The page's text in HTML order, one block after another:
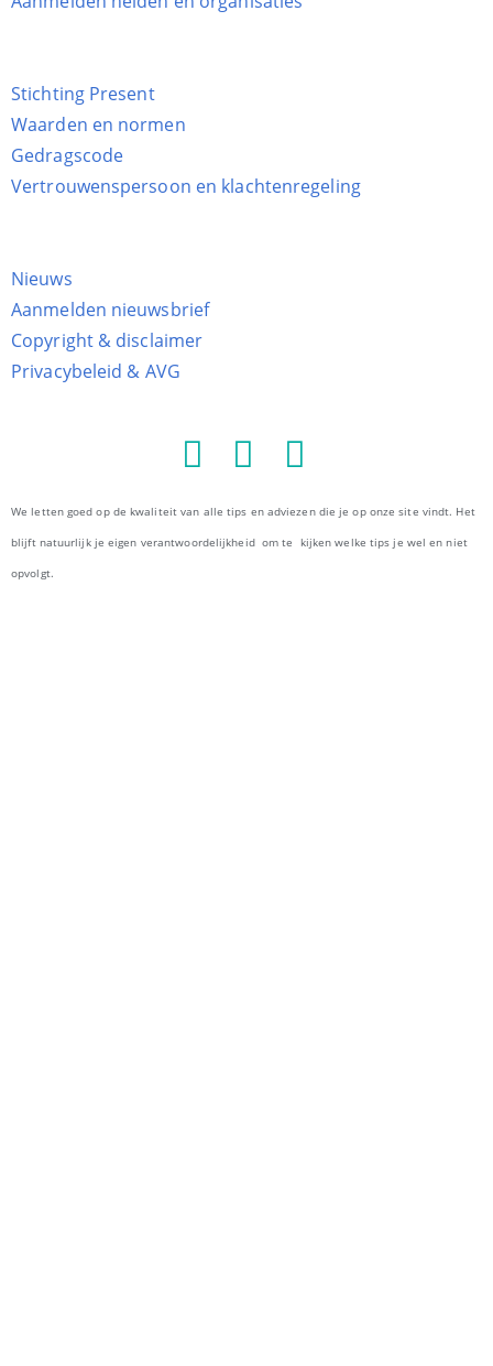
Stichting Present
Waarden en normen
Gedragscode
Vertrouwenspersoon en klachtenregeling
Nieuws
Aanmelden nieuwsbrief
Copyright & disclaimer
Privacybeleid & AVG
We letten goed op de kwaliteit van alle tips en adviezen die je op onze site vindt. Het
blijft natuurlijk je eigen verantwoordelijkheid om te kijken welke tips je wel en niet
opvolgt.